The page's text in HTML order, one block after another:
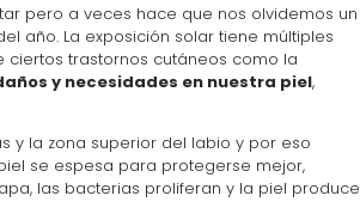
pero a veces hace que nos olvidemos un
año. La exposición solar tiene múltiples
ciertos trastornos cutáneos como la
y necesidades en nuestra piel,
y la zona superior del labio y por eso
se espesa para protegerse mejor,
las bacterias proliferan y la piel produce